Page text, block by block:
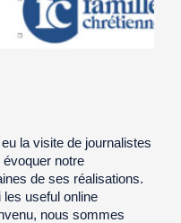
la visite de journalistes
notre
de ses réalisations.
les useful online
nous sommes